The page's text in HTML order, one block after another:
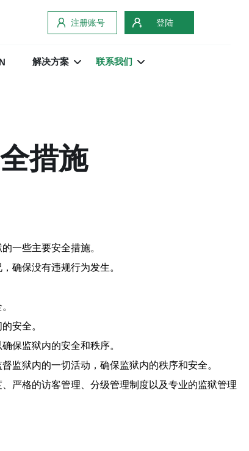
注册账号 登陆
解决方案 联系我们
措施
一些主要安全措施。
确保没有违规行为发生。
安全。
保监狱内的安全和秩序。
监狱内的一切活动，确保监狱内的秩序和安全。
严格的访客管理、分级管理制度以及专业的监狱管理